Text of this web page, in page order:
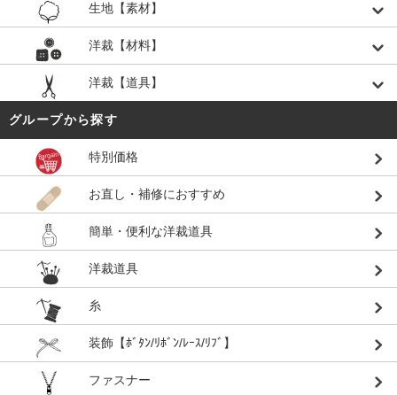
生地【素材】
洋裁【材料】
洋裁【道具】
グループから探す
特別価格
お直し・補修におすすめ
簡単・便利な洋裁道具
洋裁道具
糸
装飾【ﾎﾞﾀﾝ/ﾘﾎﾞﾝ/ﾚｰｽ/ﾘﾌﾞ】
ファスナー